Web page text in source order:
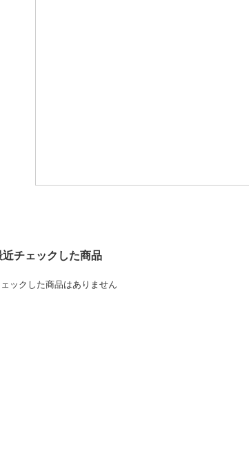
近チェックした商品
ックした商品はありません